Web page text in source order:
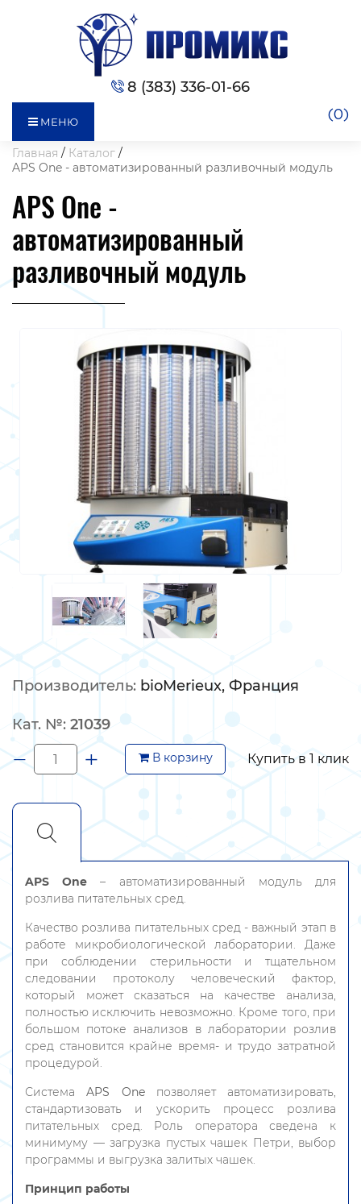
8 (383) 336-01-66
(0)
МЕНЮ
Главная
Каталог
APS One - автоматизированный разливочный модуль
APS One -
автоматизированный
разливочный модуль
Производитель:
Кат. №: 21039
− + Купить в 1 клик
APS One – автоматизированный модуль для
розлива питательных сред.
Качество розлива питательных сред - важный этап в
работе микробиологической лаборатории. Даже
при соблюдении стерильности и тщательном
следовании протоколу человеческий фактор,
который может сказаться на качестве анализа,
полностью исключить невозможно. Кроме того, при
большом потоке анализов в лаборатории розлив
сред становится крайне время- и трудо затратной
процедурой.
Система APS One позволяет автоматизировать,
стандартизовать и ускорить процесс розлива
питательных сред. Роль оператора сведена к
минимуму — загрузка пустых чашек Петри, выбор
программы и выгрузка залитых чашек.
Принцип работы